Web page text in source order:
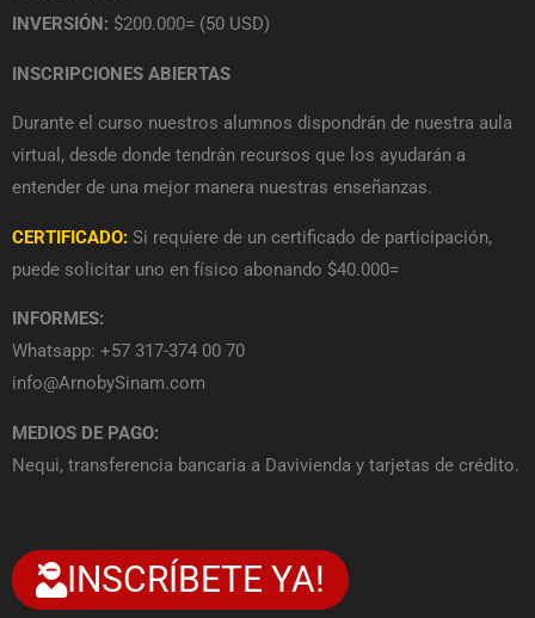
INVERSIÓN: $200.000= (50 USD)
INSCRIPCIONES ABIERTAS
Durante el curso nuestros alumnos dispondrán de nuestra aula
virtual, desde donde tendrán recursos que los ayudarán a
entender de una mejor manera nuestras enseñanzas.
CERTIFICADO: Si requiere de un certificado de participación,
puede solicitar uno en físico abonando $40.000=
INFORMES:
Whatsapp: +57 317-374 00 70
info@ArnobySinam.com
MEDIOS DE PAGO:
Nequi, transferencia bancaria a Davivienda y tarjetas de crédito.
INSCRÍBETE YA!